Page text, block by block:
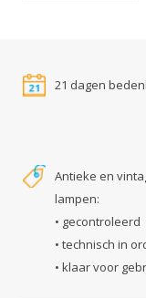
21 dagen
Antieke en
lampen:
• gecontroleerd
• technisch in
• klaar voor